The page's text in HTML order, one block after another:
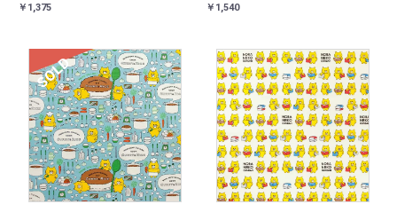
￥1,375 ￥1,540
SOLD